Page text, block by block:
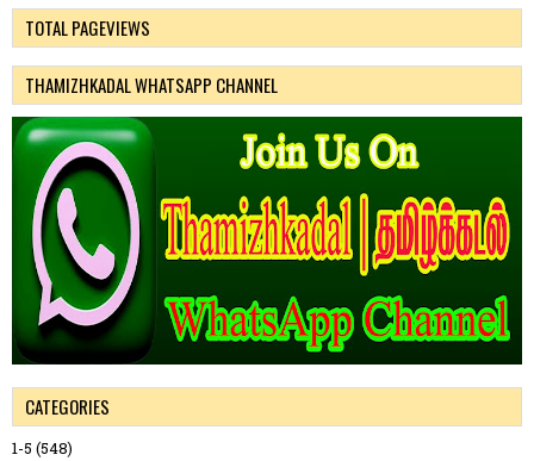
TOTAL PAGEVIEWS
THAMIZHKADAL WHATSAPP CHANNEL
CATEGORIES
1-5 (548)